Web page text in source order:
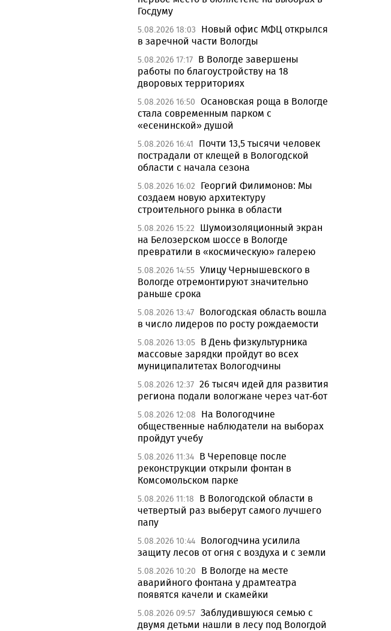
Госдуму
5.08.2026 18:03
Новый офис МФЦ открылся
в заречной части Вологды
5.08.2026 17:17 В Вологде завершены
работы по благоустройству на 18
дворовых территориях
5.08.2026 16:50 Осановская роща в Вологде
стала современным парком с
«есенинской» душой
5.08.2026 16:41
Почти 13,5 тысячи человек
пострадали от клещей в Вологодской
области с начала сезона
5.08.2026 16:02
Георгий Филимонов: Мы
создаем новую архитектуру
строительного рынка в области
5.08.2026 15:22
Шумоизоляционный экран
на Белозерском шоссе в Вологде
превратили в «космическую» галерею
5.08.2026 14:55 Улицу Чернышевского в
Вологде отремонтируют значительно
раньше срока
5.08.2026 13:47 Вологодская область вошла
в число лидеров по росту рождаемости
5.08.2026 13:05 В День физкультурника
массовые зарядки пройдут во всех
муниципалитетах Вологодчины
5.08.2026 12:37 26 тысяч идей для развития
региона подали вологжане через чат-бот
5.08.2026 12:08
На Вологодчине
общественные наблюдатели на выборах
пройдут учебу
5.08.2026 11:34 В Череповце после
реконструкции открыли фонтан в
Комсомольском парке
5.08.2026 11:18
В Вологодской области в
четвертый раз выберут самого лучшего
папу
5.08.2026 10:44 Вологодчина усилила
защиту лесов от огня с воздуха и с земли
5.08.2026 10:20
В Вологде на месте
аварийного фонтана у драмтеатра
появятся качели и скамейки
5.08.2026 09:57 Заблудившуюся семью с
двумя детьми нашли в лесу под Вологдой